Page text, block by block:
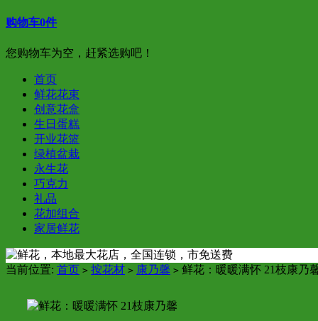
购物车0件
您购物车为空，赶紧选购吧！
首页
鲜花花束
创意花盒
生日蛋糕
开业花篮
绿植盆栽
永生花
巧克力
礼品
花加组合
家居鲜花
当前位置: 首页 > 按花材 > 康乃馨 > 鲜花：暖暖满怀 21枝康乃